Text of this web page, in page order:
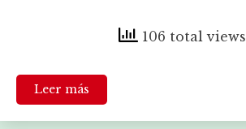
106 total views
Leer más